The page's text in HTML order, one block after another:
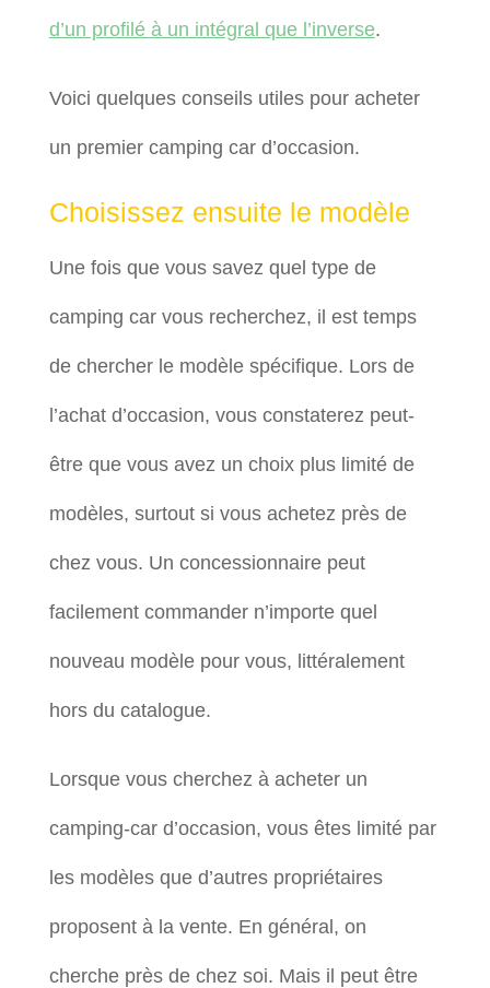
d’un profilé à un intégral que l’inverse.
Voici quelques conseils utiles pour acheter
un premier camping car d’occasion.
Choisissez ensuite le modèle
Une fois que vous savez quel type de
camping car vous recherchez, il est temps
de chercher le modèle spécifique. Lors de
l’achat d’occasion, vous constaterez peut-
être que vous avez un choix plus limité de
modèles, surtout si vous achetez près de
chez vous. Un concessionnaire peut
facilement commander n’importe quel
nouveau modèle pour vous, littéralement
hors du catalogue.
Lorsque vous cherchez à acheter un
camping-car d’occasion, vous êtes limité par
les modèles que d’autres propriétaires
proposent à la vente. En général, on
cherche près de chez soi. Mais il peut être